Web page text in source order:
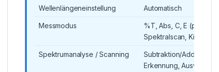
Wellenlängeneinstellung Automatisch
Messmodus
%T, Abs, C, E
Spektralscan, Kinetik,
Spektrumanalyse / Scanning
Subtraktion/
Erkennung, Auswahl,